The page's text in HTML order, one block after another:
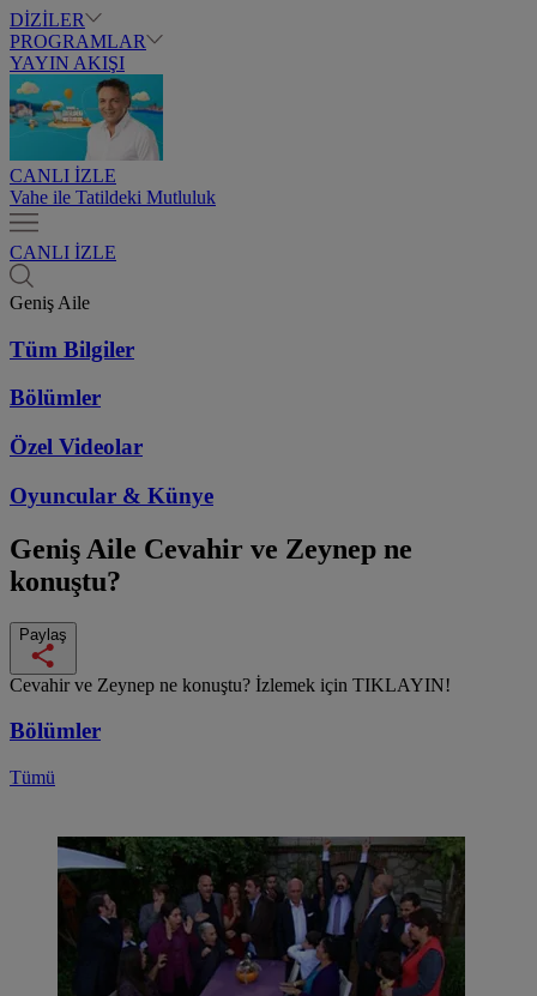
DİZİLER
PROGRAMLAR
YAYIN AKIŞI
CANLI İZLE
Vahe ile Tatildeki Mutluluk
CANLI İZLE
Geniş Aile
Tüm Bilgiler
Bölümler
Özel Videolar
Oyuncular & Künye
Geniş Aile Cevahir ve Zeynep ne
konuştu?
Paylaş
Cevahir ve Zeynep ne konuştu? İzlemek için TIKLAYIN!
Bölümler
Tümü